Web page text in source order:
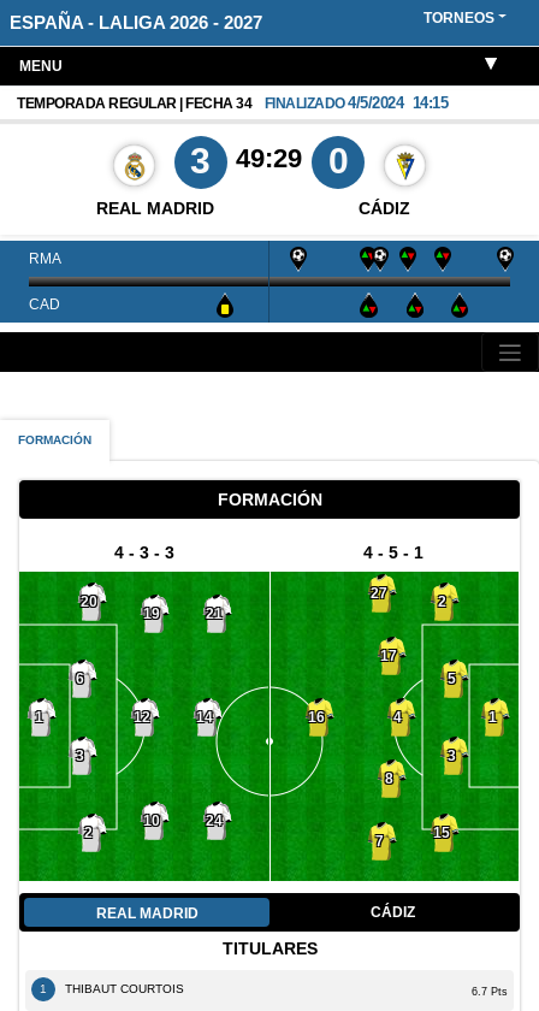
ESPAÑA - LALIGA 2026 - 2027 TORNEOS
MENU
TEMPORADA REGULAR | FECHA 34 FINALIZADO4/5/2024 14:15
REAL MADRID
3 49:29 0
CÁDIZ
RMA
CAD
FORMACIÓN
FORMACIÓN
4 - 3 - 3
1
20
6
3
2
19
12
10
21
14
24
4 - 5 - 1
1
2
5
3
15
27
17
4
8
7
16
REAL MADRID CÁDIZ
TITULARES
1 THIBAUT COURTOIS 6.7 Pts